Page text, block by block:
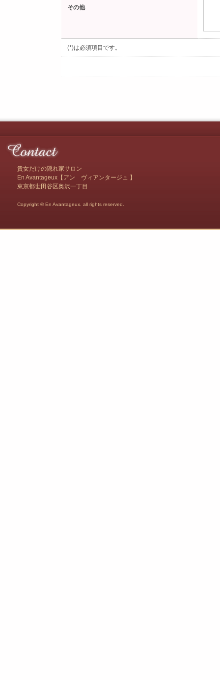
その他
(*)は必須項目です。
貴女だけの隠れ家サロン
En Avantageux【アン ヴィアンタージュ 】
東京都世田谷区奥沢一丁目
Copyright © En Avantageux. all rights reserved.